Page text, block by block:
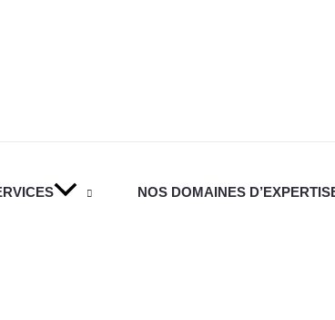
NOS DOMAINES